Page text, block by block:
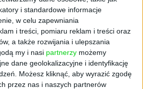
i standardowe informacje
w celu zapewniania
i treści, pomiaru reklam i treści oraz
a także rozwijania i ulepszania
my i nasi partnerzy możemy
dane geolokalizacyjne i identyfikację
Możesz kliknąć, aby wyrazić zgodę
przez nas i naszych partnerów
pacjentach, stanowiących
procesu certyfikacji w
— „Way to North
o wartości 340 tys. zł —
prac nadwejściem na
, w tym powołanie lokalnej